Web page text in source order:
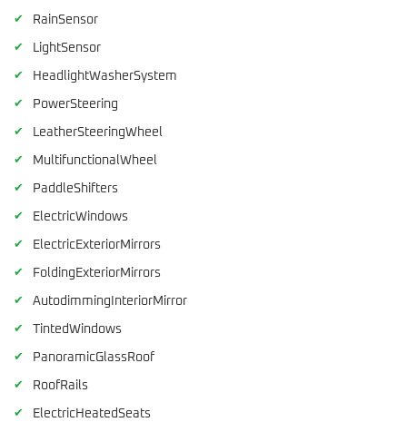
✔ RainSensor
✔ LightSensor
✔ HeadlightWasherSystem
✔ PowerSteering
✔ LeatherSteeringWheel
✔ MultifunctionalWheel
✔ PaddleShifters
✔ ElectricWindows
✔ ElectricExteriorMirrors
✔ FoldingExteriorMirrors
✔ AutodimmingInteriorMirror
✔ TintedWindows
✔ PanoramicGlassRoof
✔ RoofRails
✔ ElectricHeatedSeats